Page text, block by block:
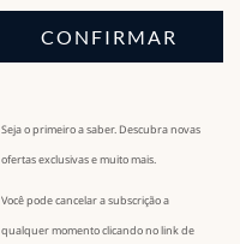
CONFIRMAR
Seja o primeiro a saber. Descubra novas
ofertas exclusivas e muito mais.
Você pode cancelar a subscrição a
qualquer momento clicando no link de